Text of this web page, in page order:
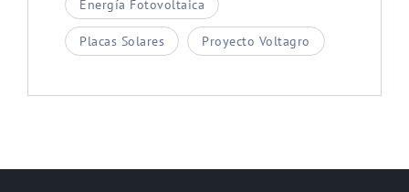
Energía Fotovoltaica
Placas Solares Proyecto Voltagro